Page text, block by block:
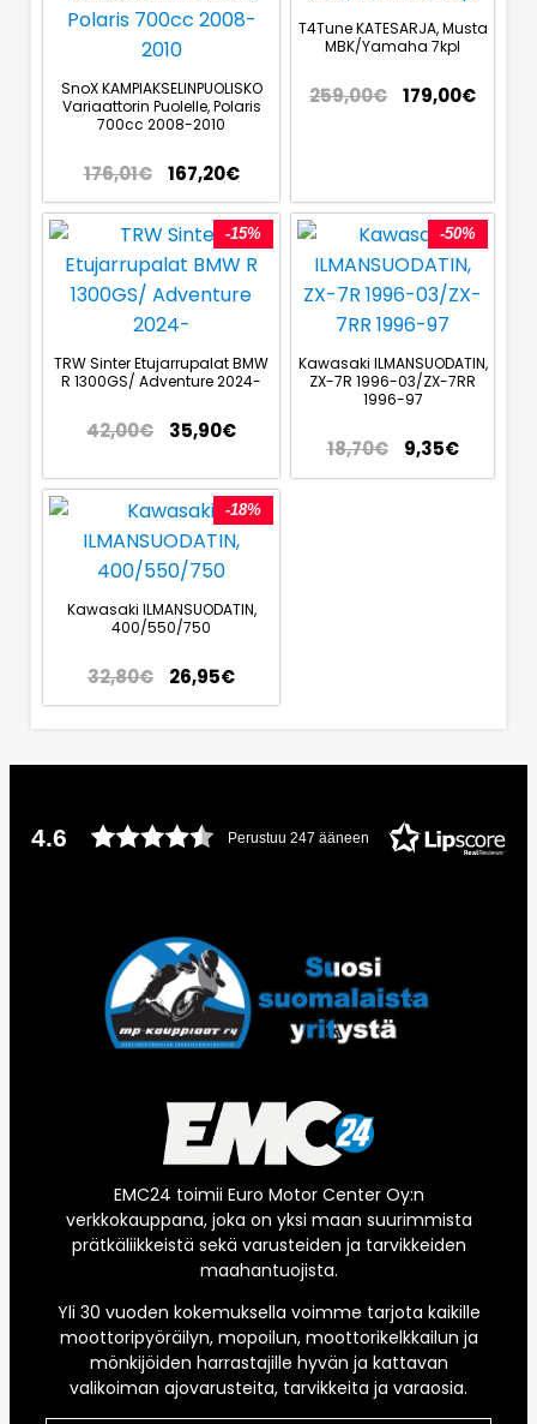
SnoX KAMPIAKSELINPUOLISKO
Variaattorin Puolelle, Polaris
700cc 2008-2010
176,01€ 167,20€
T4Tune KATESARJA, Musta
MBK/Yamaha 7kpl
259,00€ 179,00€
-15%
TRW Sinter Etujarrupalat BMW
R 1300GS/ Adventure 2024-
42,00€ 35,90€
-50%
Kawasaki ILMANSUODATIN,
ZX-7R 1996-03/ZX-7RR
1996-97
18,70€ 9,35€
-18%
Kawasaki ILMANSUODATIN,
400/550/750
32,80€ 26,95€
4.6 Perustuu 247 ääneen
EMC24 toimii Euro Motor Center Oy:n
verkkokauppana, joka on yksi maan suurimmista
prätkäliikkeistä sekä varusteiden ja tarvikkeiden
maahantuojista.
Yli 30 vuoden kokemuksella voimme tarjota kaikille
moottoripyöräilyn, mopoilun, moottorikelkkailun ja
mönkijöiden harrastajille hyvän ja kattavan
valikoiman ajovarusteita, tarvikkeita ja varaosia.